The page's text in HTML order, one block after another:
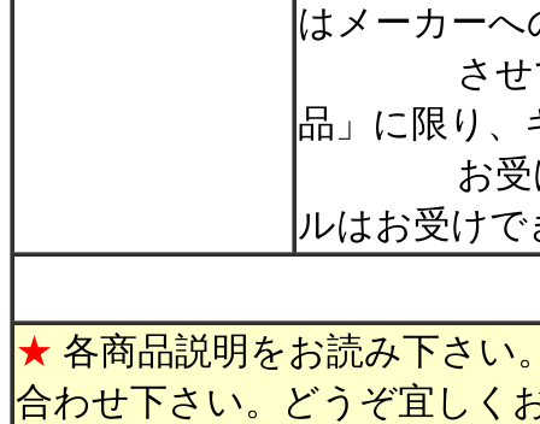
はメーカーへ
させて戴
品」に限り
お受け致
ルはお受け
★ 各商品説明をお読み下さい
合わせ下さい。どうぞ宜しく